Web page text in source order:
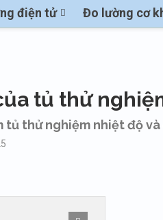
điện tử Đo lường cơ
tủ thử
thử nghiệm nhiệt độ và